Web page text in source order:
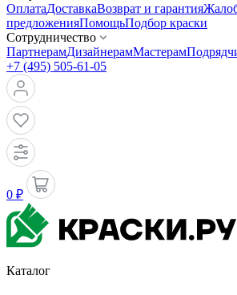
ОплатаДоставкаВозврат и гарантия
предложенияПомощьПодбор краски
Сотрудничество
ПартнерамДизайнерамМастерам
+7 (495) 505-61-05
0 ₽
Каталог